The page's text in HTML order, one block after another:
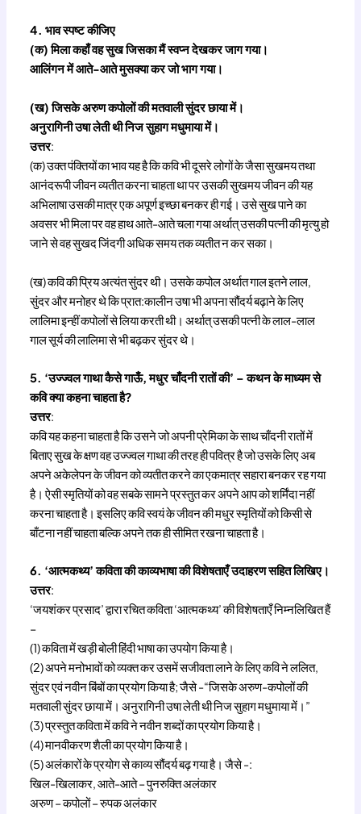
4. भाव स्पष्ट कीजिए
(क) मिला कहाँ वह सुख जिसका मैं स्वप्न देखकर जाग गया।
आलिंगन में आते-आते मुसक्या कर जो भाग गया।
(ख) जिसके अरुण कपोलों की मतवाली सुंदर छाया में।
अनुरागिनी उषा लेती थी निज सुहाग मधुमाया में।
उत्तर:
(क) उक्त पंक्तियों का भाव यह है कि कवि भी दूसरे लोगों के जैसा सुखमय तथा
आनंदरूपी जीवन व्यतीत करना चाहता था पर उसकी सुखमय जीवन की यह
अभिलाषा उसकी मात्र एक अपूर्ण इच्छा बनकर ही गई। उसे सुख पाने का
अवसर भी मिला पर वह हाथ आते-आते चला गया अर्थात् उसकी पत्नी की मृत्यु हो
जाने से वह सुखद जिंदगी अधिक समय तक व्यतीत न कर सका।
(ख) कवि की प्रिय अत्यंत सुंदर थी। उसके कपोल अर्थात गाल इतने लाल,
सुंदर और मनोहर थे कि प्रात:कालीन उषा भी अपना सौंदर्य बढ़ाने के लिए
लालिमा इन्हीं कपोलों से लिया करती थी। अर्थात् उसकी पत्नी के लाल-लाल
गाल सूर्य की लालिमा से भी बढ़कर सुंदर थे।
5. ‘उज्ज्वल गाथा कैसे गाऊँ, मधुर चाँदनी रातों की’ – कथन के माध्यम से
कवि क्या कहना चाहता है?
उत्तर:
कवि यह कहना चाहता है कि उसने जो अपनी प्रेमिका के साथ चाँदनी रातों में
बिताए सुख के क्षण वह उज्ज्वल गाथा की तरह ही पवित्र है जो उसके लिए अब
अपने अकेलेपन के जीवन को व्यतीत करने का एकमात्र सहारा बनकर रह गया
है। ऐसी स्मृतियों को वह सबके सामने प्रस्तुत कर अपने आप को शर्मिंदा नहीं
करना चाहता है। इसलिए कवि स्वयं के जीवन की मधुर स्मृतियों को किसी से
बाँटना नहीं चाहता बल्कि अपने तक ही सीमित रखना चाहता है।
6. ‘आत्मकथ्य’ कविता की काव्यभाषा की विशेषताएँ उदाहरण सहित लिखिए।
उत्तर:
‘जयशंकर प्रसाद’ द्वारा रचित कविता ‘आत्मकथ्य’ की विशेषताएँ निम्नलिखित हैं
–
(1) कविता में खड़ी बोली हिंदी भाषा का उपयोग किया है।
(2) अपने मनोभावों को व्यक्त कर उसमें सजीवता लाने के लिए कवि ने ललित,
सुंदर एवं नवीन बिंबों का प्रयोग किया है; जैसे -“जिसके अरुण-कपोलों की
मतवाली सुंदर छाया में। अनुरागिनी उषा लेती थी निज सुहाग मधुमाया में।”
(3) प्रस्तुत कविता में कवि ने नवीन शब्दों का प्रयोग किया है।
(4) मानवीकरण शैली का प्रयोग किया है।
(5) अलंकारों के प्रयोग से काव्य सौंदर्य बढ़ गया है। जैसे -:
खिल-खिलाकर, आते-आते – पुनरुक्ति अलंकार
अरुण – कपोलों – रुपक अलंकार